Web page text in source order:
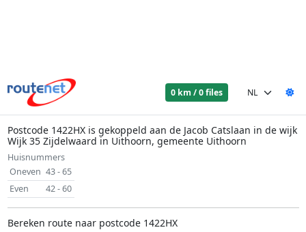
0 km / 0 files
Postcode 1422HX is gekoppeld aan de Jacob Catslaan in de wijk
Wijk 35 Zijdelwaard in Uithoorn, gemeente Uithoorn
Huisnummers
Oneven 43 - 65
Even
42 - 60
Bereken route naar postcode 1422HX